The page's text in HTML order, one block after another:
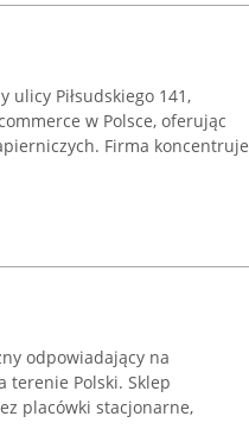
ulicy Piłsudskiego 141,
w Polsce, oferując
Firma koncentruje
odpowiadający na
terenie Polski. Sklep
placówki stacjonarne,